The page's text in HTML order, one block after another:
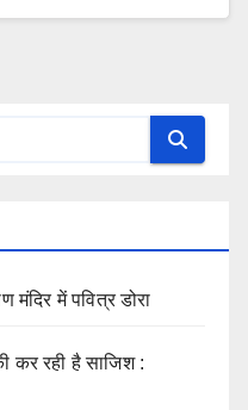
मंदिर में पवित्र डोरा
कर रही है साजिश :